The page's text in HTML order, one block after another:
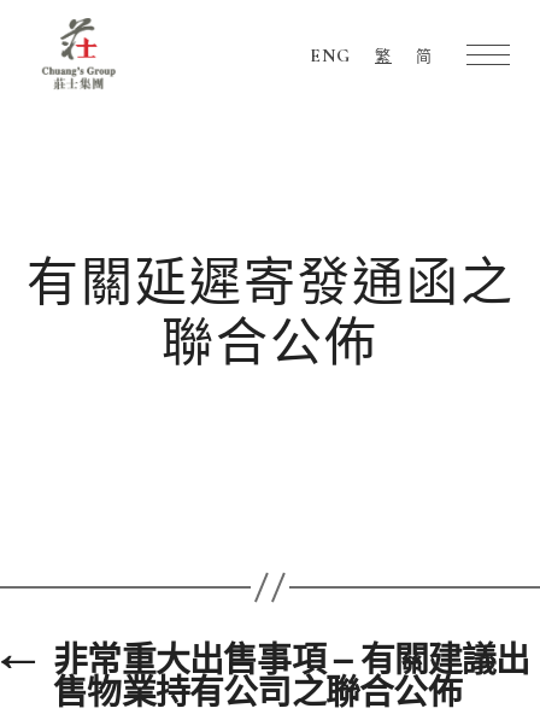
ENG 繁 简
有關延遲寄發通函之
聯合公佈
← 非常重大出售事項 – 有關建議出
售物業持有公司之聯合公佈